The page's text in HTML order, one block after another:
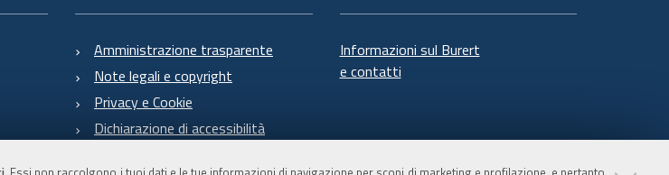
Amministrazione trasparente
Note legali e copyright
Privacy e Cookie
Dichiarazione di accessibilità
Informazioni sul Burert
e contatti